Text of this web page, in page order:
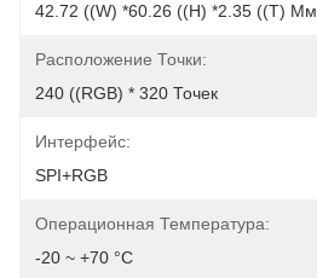
42.72 ((W) *60.26 ((H) *2.35 ((T) Мм
Расположение Точки:
240 ((RGB) * 320 Точек
Интерфейс:
SPI+RGB
Операционная Температура:
-20 ~ +70 °C